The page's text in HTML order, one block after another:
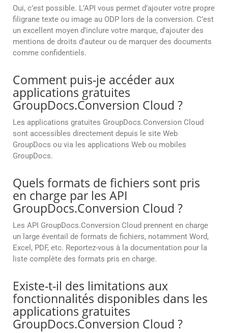
Oui, c’est possible. L’API vous permet d’ajouter votre propre
filigrane texte ou image au ODP lors de la conversion. C’est
un excellent moyen d’inclure votre marque, d’ajouter des
mentions de droits d’auteur ou de marquer des documents
comme confidentiels.
Comment puis-je accéder aux
applications gratuites
GroupDocs.Conversion Cloud ?
Les applications gratuites GroupDocs.Conversion Cloud
sont accessibles directement depuis le site Web
GroupDocs ou via les applications Web ou mobiles
GroupDocs.
Quels formats de fichiers sont pris
en charge par les API
GroupDocs.Conversion Cloud ?
Les API GroupDocs.Conversion Cloud prennent en charge
un large éventail de formats de fichiers, notamment Word,
Excel, PDF, etc. Reportez-vous à la documentation pour la
liste complète des formats pris en charge.
Existe-t-il des limitations aux
fonctionnalités disponibles dans les
applications gratuites
GroupDocs.Conversion Cloud ?